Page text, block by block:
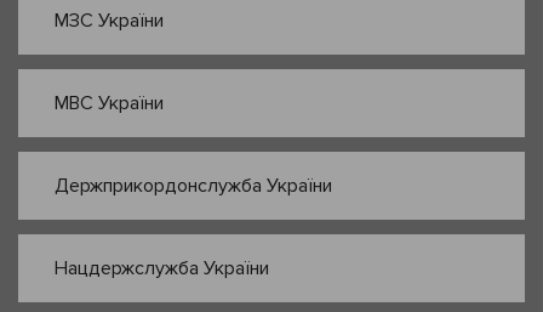
МЗС України
МВС України
Держприкордонслужба України
Нацдержслужба України